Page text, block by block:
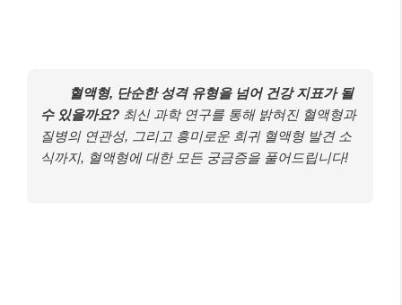
혈액형, 단순한 성격 유형을 넘어 건강 지표가 될
수 있을까요? 최신 과학 연구를 통해 밝혀진 혈액형과
질병의 연관성, 그리고 흥미로운 희귀 혈액형 발견 소
식까지, 혈액형에 대한 모든 궁금증을 풀어드립니다!